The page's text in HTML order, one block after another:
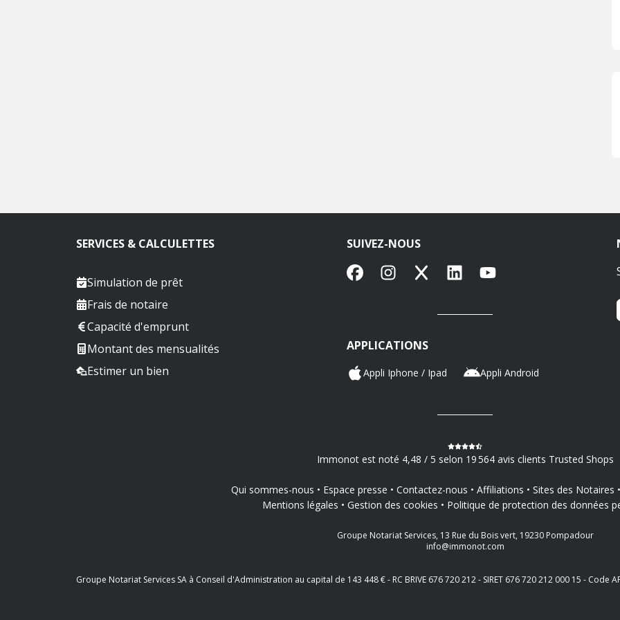
SERVICES & CALCULETTES
Simulation de prêt
Frais de notaire
Capacité d'emprunt
Montant des mensualités
Estimer un bien
SUIVEZ-NOUS
FacebookInstagram
X LinkedInYouTube
APPLICATIONS
Appli Iphone / Ipad Appli Android
Immonot est noté 4,48 / 5 selon 19 564 avis clients Trusted Shops
Qui sommes-nous Espace presse Contactez-nous Affiliations Sites des Notaires
Mentions légales
Gestion des cookies Politique de protection des données
Groupe Notariat Services, 13 Rue du Bois vert, 19230 Pompadour
info@immonot.com
Groupe Notariat Services SA à Conseil d'Administration au capital de 143 448 € - RC BRIVE 676 720 212 - SIRET 676 720 212 000 15 - Code